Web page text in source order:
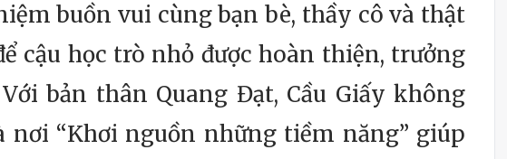
buồn vui cùng bạn bè, thầy cô và thật
cậu học trò nhỏ được hoàn thiện, trưởng
bản thân Quang Đạt, Cầu Giấy không
nơi “Khơi nguồn những tiềm năng” giúp